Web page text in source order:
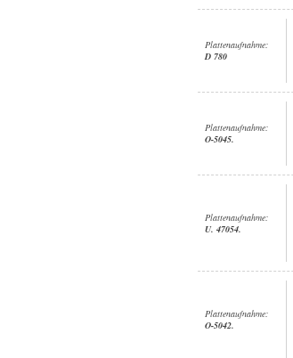
Plattenaufnahme:
D 780
Plattenaufnahme:
O-5045.
Plattenaufnahme:
U. 47054.
Plattenaufnahme:
O-5042.